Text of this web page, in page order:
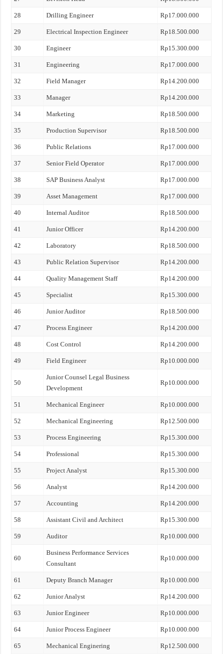
28 Drilling Engineer Rp17.000.000
29 Electrical Inspection Engineer Rp18.500.000
30 Engineer Rp15.300.000
31 Engineering Rp17.000.000
32 Field Manager Rp14.200.000
33 Manager Rp14.200.000
34 Marketing Rp18.500.000
35 Production Supervisor Rp18.500.000
36 Public Relations Rp17.000.000
37 Senior Field Operator Rp17.000.000
38 SAP Business Analyst Rp17.000.000
39 Asset Management Rp17.000.000
40 Internal Auditor Rp18.500.000
41 Junior Officer Rp14.200.000
42 Laboratory Rp18.500.000
43 Public Relation Supervisor Rp14.200.000
44 Quality Management Staff Rp14.200.000
45 Specialist Rp15.300.000
46 Junior Auditor Rp18.500.000
47 Process Engineer Rp14.200.000
48 Cost Control Rp14.200.000
49 Field Engineer Rp10.000.000
50
Junior Counsel Legal Business
Development
Rp10.000.000
51 Mechanical Engineer Rp10.000.000
52 Mechanical Engineering Rp12.500.000
53 Process Engineering Rp15.300.000
54 Professional Rp15.300.000
55 Project Analyst Rp15.300.000
56 Analyst Rp14.200.000
57 Accounting Rp14.200.000
58 Assistant Civil and Architect Rp15.300.000
59 Auditor Rp10.000.000
60
Business Performance Services
Consultant
Rp10.000.000
61 Deputy Branch Manager Rp10.000.000
62 Junior Analyst Rp14.200.000
63 Junior Engineer Rp10.000.000
64 Junior Process Engineer Rp10.000.000
65 Mechanical Enginering Rp12.500.000